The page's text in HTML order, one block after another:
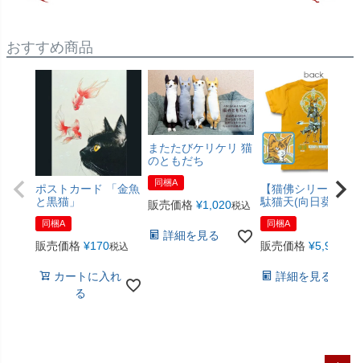
おすすめ商品
ポストカード 「金魚
と黒猫」
同梱A
販売価格 ¥170税込
カートに入れ
る
またたびケリケリ 猫
のともだち
同梱A
販売価格 ¥1,020税込
詳細を見る
【猫佛シリーズ】
駄猫天(向日葵色)
同梱A
販売価格 ¥5,940
詳細を見る